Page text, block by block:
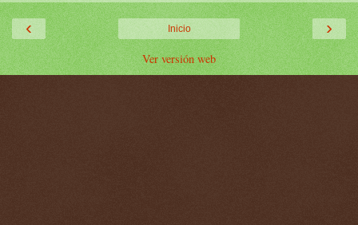
‹ ›
Inicio
Ver versión web